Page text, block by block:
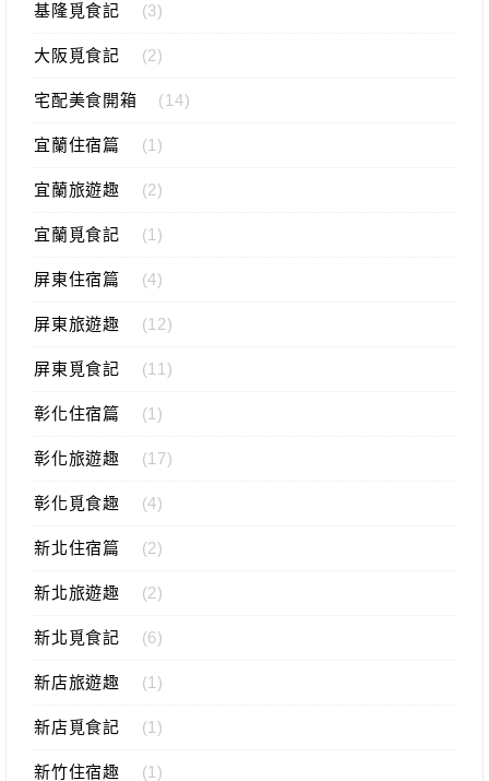
基隆覓食記 (3)
大阪覓食記 (2)
宅配美食開箱 (14)
宜蘭住宿篇 (1)
宜蘭旅遊趣 (2)
宜蘭覓食記 (1)
屏東住宿篇 (4)
屏東旅遊趣 (12)
屏東覓食記 (11)
彰化住宿篇 (1)
彰化旅遊趣 (17)
彰化覓食趣 (4)
新北住宿篇 (2)
新北旅遊趣 (2)
新北覓食記 (6)
新店旅遊趣 (1)
新店覓食記 (1)
新竹住宿趣 (1)